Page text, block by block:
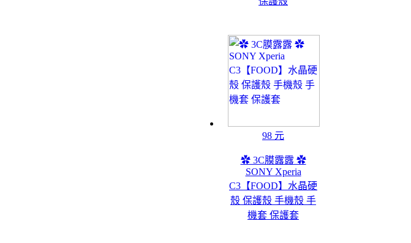
98 元
✿ 3C膜露露 ✿
SONY Xperia
C3【FOOD】水晶硬
殼 保護殼 手機殼 手
機套 保護套